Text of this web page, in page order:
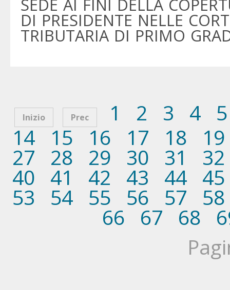
SEDE AI FINI DELLA
DI PRESIDENTE NELLE
TRIBUTARIA DI PRIMO
Inizio Prec 1 2 3 4
5
14
15 16 17 18 19
27 28 29 30 31 32
40 41 42 43 44 45
53 54 55 56 57 58
66 67 68